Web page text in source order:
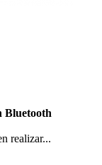
Bluetooth
realizar...